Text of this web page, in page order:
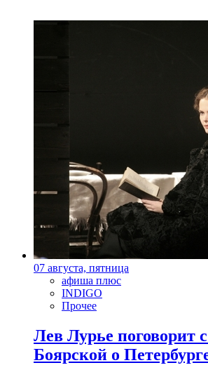
07 августа, пятница
афиша плюс
INDIGO
Прочее
Лев Лурье поговорит
Боярской о